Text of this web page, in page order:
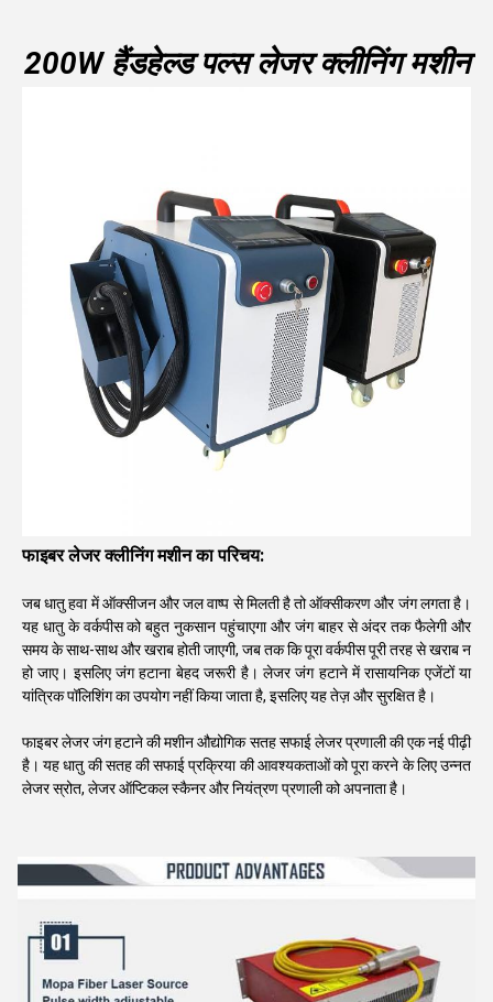
200W हैंडहेल्ड पल्स लेजर क्लीनिंग मशीन
फाइबर लेजर क्लीनिंग मशीन का परिचय:
जब धातु हवा में ऑक्सीजन और जल वाष्प से मिलती है तो ऑक्सीकरण और जंग लगता है।
यह धातु के वर्कपीस को बहुत नुकसान पहुंचाएगा और जंग बाहर से अंदर तक फैलेगी और
समय के साथ-साथ और खराब होती जाएगी, जब तक कि पूरा वर्कपीस पूरी तरह से खराब न
हो जाए। इसलिए जंग हटाना बेहद जरूरी है। लेजर जंग हटाने में रासायनिक एजेंटों या
यांत्रिक पॉलिशिंग का उपयोग नहीं किया जाता है, इसलिए यह तेज़ और सुरक्षित है।
फाइबर लेजर जंग हटाने की मशीन औद्योगिक सतह सफाई लेजर प्रणाली की एक नई पीढ़ी
है। यह धातु की सतह की सफाई प्रक्रिया की आवश्यकताओं को पूरा करने के लिए उन्नत
लेजर स्रोत, लेजर ऑप्टिकल स्कैनर और नियंत्रण प्रणाली को अपनाता है।